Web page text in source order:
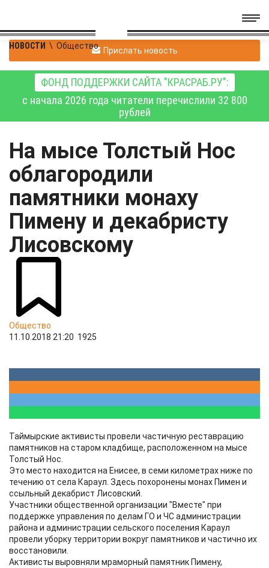
НОВОСТИ \ Общество Прислать новость
ФОНД ПОДДЕРЖКИ САЙТА "КРАСРАБ.РУ":
с начала 2026 года читатели перечислили 32 800
рублей
На мысе Толстый Нос
облагородили
памятники монаху
Пимену и декабристу
Лисовскому
Общество
11.10.2018 21:20 1925
Таймырские активисты провели частичную реставрацию
памятников на старом кладбище, расположенном на мысе
Толстый Нос.
Это место находится на Енисее, в семи километрах ниже по
течению от села Караул. Здесь похоронены монах Пимен и
ссыльный декабрист Лисовский.
Участники общественной организации "Вместе" при
поддержке управления по делам ГО и ЧС администрации
района и администрации сельского поселения Караул
провели уборку территории вокруг памятников и частично их
восстановили.
Активисты выровняли мраморный памятник Пимену,